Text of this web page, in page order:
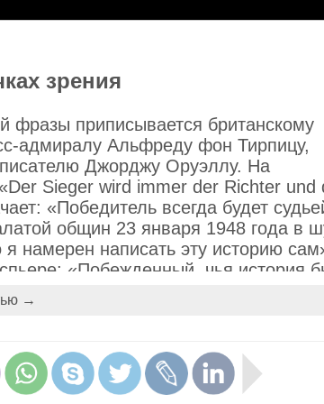
зрения
фразы приписывается британскому
адмиралу Альфреду фон Тирпицу,
писателю Джорджу Оруэллу. На
Sieger wird immer der Richter und
«Победитель всегда будет
общин 23 января 1948 года в
намерен написать эту историю
«Побежденный, чья история
— о якобинцах: «История
Тирпиц после поражения Германии
отмечал: «Историю пишет
«История пишется
бывший конгрессмен от
→